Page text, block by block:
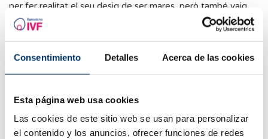
Consentimiento Detalles Acerca de las cookies
Esta página web usa cookies
Las cookies de este sitio web se usan para personalizar
el contenido y los anuncios, ofrecer funciones de redes
per fer realitat el seu desig de ser mares, però també vaig
aprendre que el tracte humà i la proximitat amb les pacients
en aquesta especialitat són fonamentals.
Poder treballar cada dia acompanyant-les en aquest procés
Cada cas és únic i, gràcies al fet de comptar amb un gran
avançada, podem oferir una experiència personalitzada a les
nostres pacients.